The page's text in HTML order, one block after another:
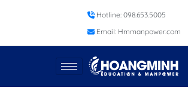
Hotline: 098.653.5005
Email: Hmmanpower.com